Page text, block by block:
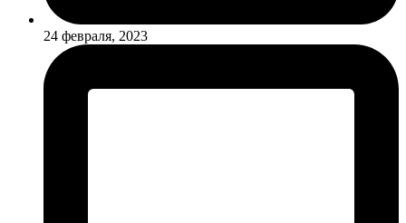
24 февраля, 2023